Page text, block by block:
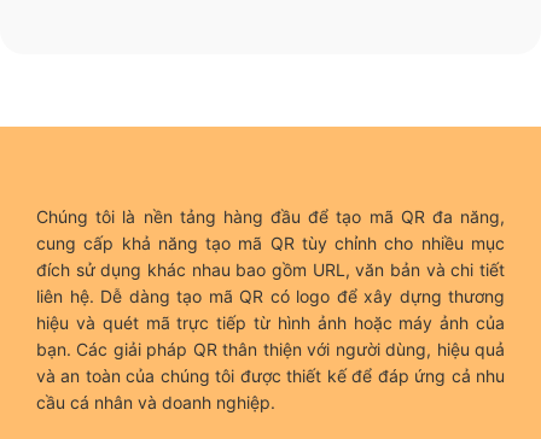
Chúng tôi là nền tảng hàng đầu để tạo mã QR đa năng,
cung cấp khả năng tạo mã QR tùy chỉnh cho nhiều mục
đích sử dụng khác nhau bao gồm URL, văn bản và chi tiết
liên hệ. Dễ dàng tạo mã QR có logo để xây dựng thương
hiệu và quét mã trực tiếp từ hình ảnh hoặc máy ảnh của
bạn. Các giải pháp QR thân thiện với người dùng, hiệu quả
và an toàn của chúng tôi được thiết kế để đáp ứng cả nhu
cầu cá nhân và doanh nghiệp.